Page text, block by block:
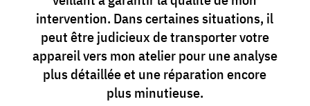
intervention. Dans certaines situations, il
peut être judicieux de transporter votre
appareil vers mon atelier pour une analyse
plus détaillée et une réparation encore
plus minutieuse.